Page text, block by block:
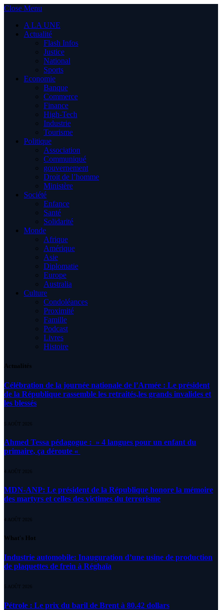
Close Menu
A LA UNE
Actualité
Flash Infos
Justice
National
Sports
Economie
Banque
Commerce
Finance
High-Tech
Industrie
Tourisme
Politique
Association
Communiqué
gouvernement
Droit de l’homme
Ministère
Société
Enfance
Santé
Solidarité
Monde
Afrique
Amérique
Asie
Diplomatie
Europe
Australia
Culture
Condoléances
Proximité
Famille
Podcast
Livres
Histoire
Actualités
Célébration de la journée nationale de l’Armée : Le président
de la République rassemble les retraités,les grands invalides et
les blessés
5 AOÛT 2026
Ahmed Tessa pédagogue : » 4 langues pour un enfant du
primaire, ça déroute «
4 AOÛT 2026
MDN-ANP: Le président de la République honore la mémoire
des martyrs et celles des victimes du terrorisme
4 AOÛT 2026
What's Hot
Industrie automobile: Inauguration d’une usine de production
de plaquettes de frein à Réghaïa
5 AOÛT 2026
Pétrole : Le prix du baril de Brent à 80.42 dollars